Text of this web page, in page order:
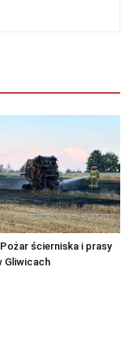
ścierniska i prasy
Gliwicach